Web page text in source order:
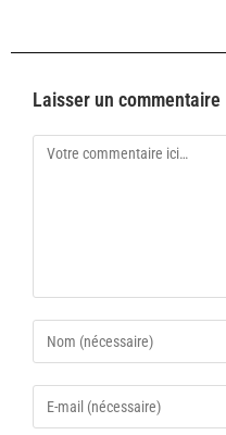
Laisser un commentaire